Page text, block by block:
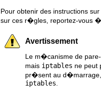
Pour obtenir des instructions
sur ces r�gles, reportez-vous
Avertissement
Le m�canisme de
mais iptables ne
pr�sent au
iptables